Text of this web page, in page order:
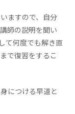
ますので、自分
師の説明を聞い
て何度でも解き直
で復習をするこ
につける早道と